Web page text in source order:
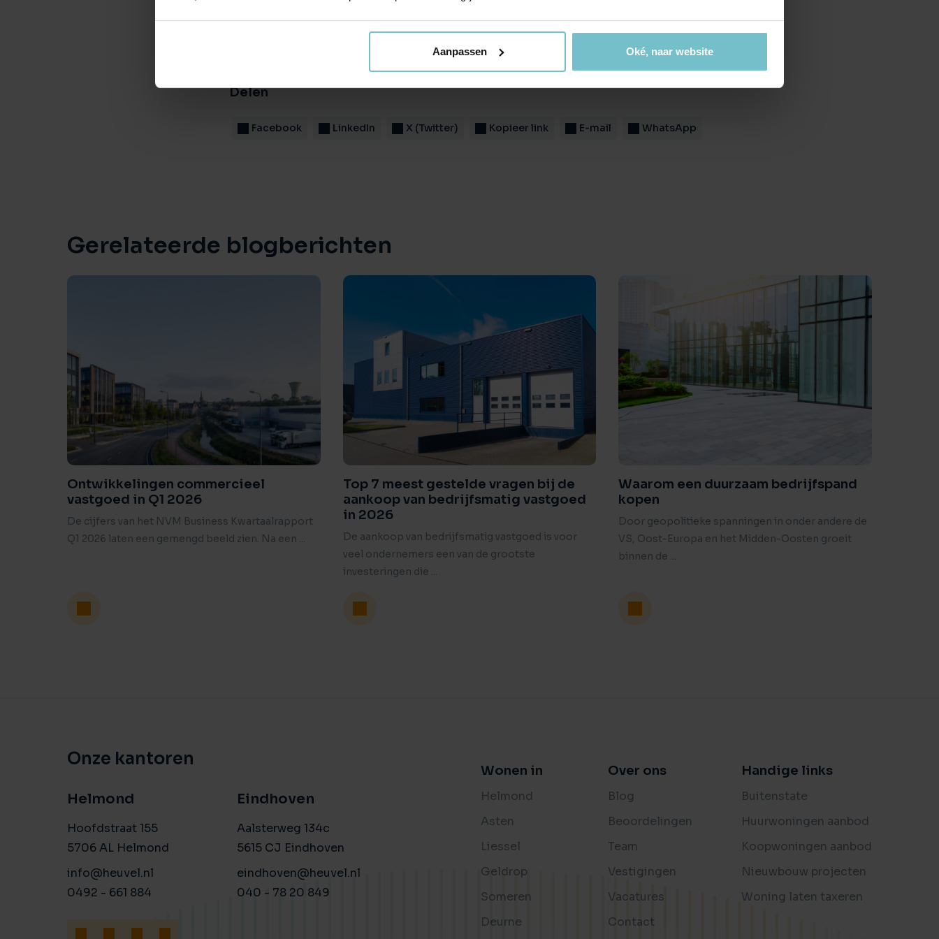
Aanpassen Oké, naar website
Door Caroline Neumann
Laatst geüpdatet op 26 mei 2026
Delen
Facebook LinkedIn X (Twitter) Kopieer link E-mail WhatsApp
Gerelateerde blogberichten
Ontwikkelingen commercieel
vastgoed in Q1 2026
De cijfers van het NVM Business Kwartaalrapport
Q1 2026 laten een gemengd beeld zien. Na een ...
Top 7 meest gestelde vragen bij de
aankoop van bedrijfsmatig vastgoed
in 2026
De aankoop van bedrijfsmatig vastgoed is voor
veel ondernemers een van de grootste
investeringen die ...
Waarom een duurzaam bedrijfspand
kopen
Door geopolitieke spanningen in onder andere de
VS, Oost-Europa en het Midden-Oosten groeit
binnen de ...
Onze kantoren
Helmond
Hoofdstraat 155
5706 AL Helmond
info@heuvel.nl
0492 - 661 884
Eindhoven
Aalsterweg 134c
5615 CJ Eindhoven
eindhoven@heuvel.nl
040 - 78 20 849
Wonen in
Helmond
Asten
Liessel
Geldrop
Someren
Deurne
Over ons
Blog
Beoordelingen
Team
Vestigingen
Vacatures
Contact
Handige links
Buitenstate
Huurwoningen aanbod
Koopwoningen aanbod
Nieuwbouw projecten
Woning laten taxeren